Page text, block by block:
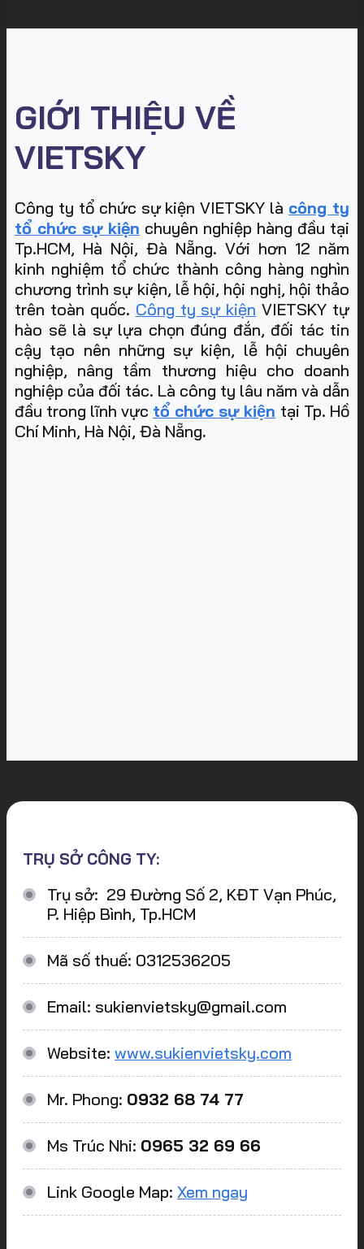
GIỚI THIỆU VỀ
VIETSKY
Công ty tổ chức sự kiện VIETSKY là công ty
tổ chức sự kiện chuyên nghiệp hàng đầu tại
Tp.HCM, Hà Nội, Đà Nẵng. Với hơn 12 năm
kinh nghiệm tổ chức thành công hàng nghìn
chương trình sự kiện, lễ hội, hội nghị, hội thảo
trên toàn quốc. Công ty sự kiện VIETSKY tự
hào sẽ là sự lựa chọn đúng đắn, đối tác tin
cậy tạo nên những sự kiện, lễ hội chuyên
nghiệp, nâng tầm thương hiệu cho doanh
nghiệp của đối tác. Là công ty lâu năm và dẫn
đầu trong lĩnh vực tổ chức sự kiện tại Tp. Hồ
Chí Minh, Hà Nội, Đà Nẵng.
TRỤ SỞ CÔNG TY:
Trụ sở: 29 Đường Số 2, KĐT Vạn Phúc,
P. Hiệp Bình, Tp.HCM
Mã số thuế: 0312536205
Email: sukienvietsky@gmail.com
Website: www.sukienvietsky.com
Mr. Phong: 0932 68 74 77
Ms Trúc Nhi: 0965 32 69 66
Link Google Map: Xem ngay